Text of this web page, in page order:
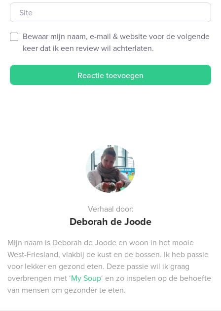
Site
Bewaar mijn naam, e-mail & website voor de volgende
keer dat ik een review wil achterlaten.
Verhaal door:
Deborah de Joode
Mijn naam is Deborah de Joode en woon in het mooie
West-Friesland, vlakbij de kust en de bossen. Ik heb passie
voor lekker en gezond eten. Deze passie wil ik graag
overbrengen met ‘My Soup‘ en zo inspelen op de behoefte
van mensen om gezonder te eten.